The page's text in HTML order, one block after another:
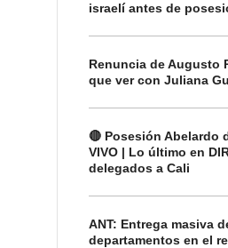
israelí antes de
Renuncia de Augusto
que ver con Juliana
🔴 Posesión Abelardo
VIVO | Lo último en
delegados a Cali
ANT: Entrega masiva
departamentos en el